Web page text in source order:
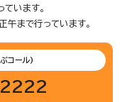
います。
まで行っています。
コール)